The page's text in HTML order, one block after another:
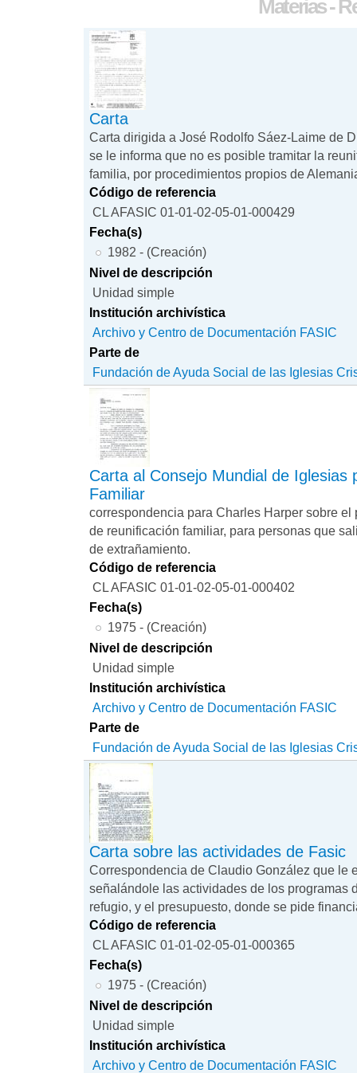
Materias -
Carta
Carta dirigida a José Rodolfo Sáez-Laime de
se le informa que no es posible tramitar la
familia, por procedimientos propios de
Código de referencia
CL AFASIC 01-01-02-05-01-000429
Fecha(s)
1982 - (Creación)
Nivel de descripción
Unidad simple
Institución archivística
Archivo y Centro de Documentación FASIC
Parte de
Fundación de Ayuda Social de las Iglesias
Carta al Consejo Mundial de Iglesias
Familiar
correspondencia para Charles Harper sobre el
de reunificación familiar, para personas que
de extrañamiento.
Código de referencia
CL AFASIC 01-01-02-05-01-000402
Fecha(s)
1975 - (Creación)
Nivel de descripción
Unidad simple
Institución archivística
Archivo y Centro de Documentación FASIC
Parte de
Fundación de Ayuda Social de las Iglesias
Carta sobre las actividades de Fasic
Correspondencia de Claudio González que le
señalándole las actividades de los programas
refugio, y el presupuesto, donde se pide
Código de referencia
CL AFASIC 01-01-02-05-01-000365
Fecha(s)
1975 - (Creación)
Nivel de descripción
Unidad simple
Institución archivística
Archivo y Centro de Documentación FASIC